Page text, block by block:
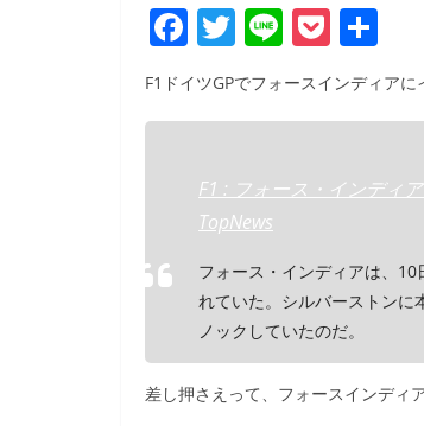
F
a
c
b
o
o
k
T
w
itt
Li
n
e
P
o
ck
有
F1ドイツGPでフォースインディア
F1 : フォース・インディ
TopNews
フォース・インディアは、
れていた。シルバーストンに
ノックしていたのだ。
差し押さえって、フォースインディ